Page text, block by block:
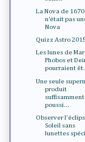
La Nova de 1670
n’était pas
Nova
Quizz Astro
Les lunes de
Phobos et
pourraient
Une seule
produit
poussi...
Observer
Soleil sans
lunettes